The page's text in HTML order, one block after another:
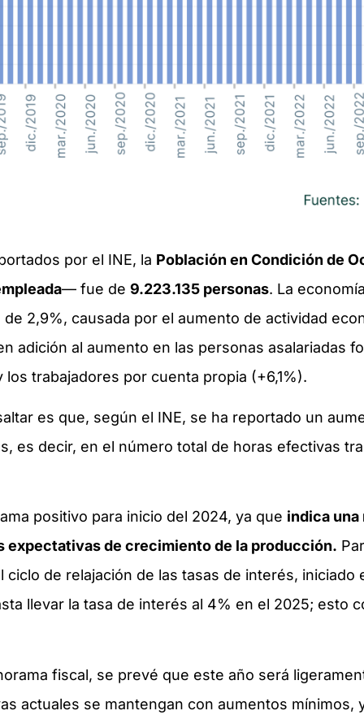
por el INE, la Población en Condición de
— fue de 9.223.135 personas. La
2,9%, causada por el aumento de actividad
adición al aumento en las personas asalariadas
trabajadores por cuenta propia (+6,1%).
es que, según el INE, se ha reportado un
es decir, en el número total de horas efectivas
positivo para inicio del 2024, ya que indica
expectativas de crecimiento de la producción.
de relajación de las tasas de interés, iniciado
llevar la tasa de interés al 4% en el 2025; esto
fiscal, se prevé que este año será
actuales se mantengan con aumentos mínimos,